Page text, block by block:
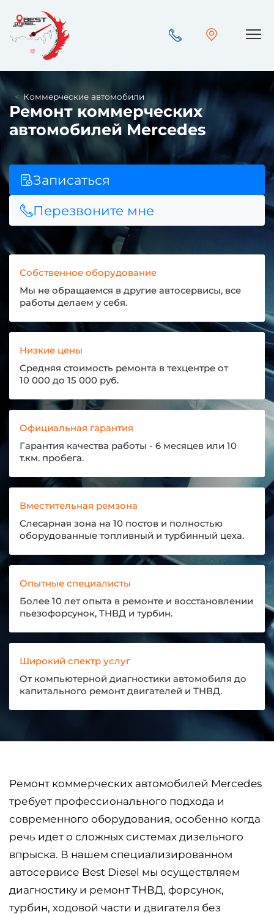
Коммерческие автомобили
Ремонт коммерческих
автомобилей Mercedes
Записаться
Перезвоните мне
Собственное оборудование
Мы не обращаемся в другие автосервисы, все
работы делаем у себя.
Низкие цены
Средняя стоимость ремонта в техцентре от
10 000 до 15 000 руб.
Официальная гарантия
Гарантия качества работы - 6 месяцев или 10
т.км. пробега.
Вместительная ремзона
Слесарная зона на 10 постов и полностью
оборудованные топливный и турбинный цеха.
Опытные специалисты
Более 10 лет опыта в ремонте и восстановлении
пьезофорсунок, ТНВД и турбин.
Широкий спектр услуг
От компьютерной диагностики автомобиля до
капитального ремонт двигателей и ТНВД.
Ремонт коммерческих автомобилей Mercedes
требует профессионального подхода и
современного оборудования, особенно когда
речь идет о сложных системах дизельного
впрыска. В нашем специализированном
автосервисе Best Diesel мы осуществляем
диагностику и ремонт ТНВД, форсунок,
турбин, ходовой части и двигателя без